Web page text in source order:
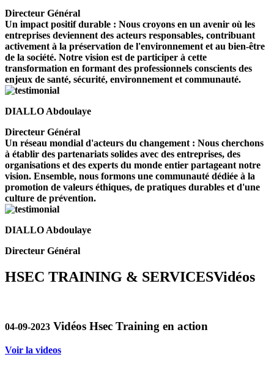
Directeur Général
Un impact positif durable : Nous croyons en un avenir où les
entreprises deviennent des acteurs responsables, contribuant
activement à la préservation de l'environnement et au bien-être
de la société. Notre vision est de participer à cette
transformation en formant des professionnels conscients des
enjeux de santé, sécurité, environnement et communauté.
DIALLO Abdoulaye
Directeur Général
Un réseau mondial d'acteurs du changement : Nous cherchons
à établir des partenariats solides avec des entreprises, des
organisations et des experts du monde entier partageant notre
vision. Ensemble, nous formons une communauté dédiée à la
promotion de valeurs éthiques, de pratiques durables et d'une
culture de prévention.
DIALLO Abdoulaye
Directeur Général
HSEC TRAINING & SERVICESVidéos
04-09-2023 Vidéos Hsec Training en action
Voir la videos